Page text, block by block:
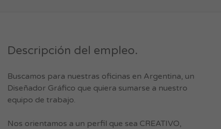
Descripción del empleo.
Buscamos para nuestras oficinas en Argentina, un
Diseñador Gráfico que quiera sumarse a nuestro
equipo de trabajo.
Nos orientamos a un perfil que sea CREATIVO,